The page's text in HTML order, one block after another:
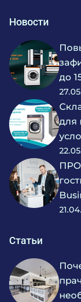
Новости
до
для
Статьи